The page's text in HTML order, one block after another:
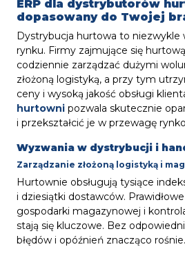
ERP dla dystrybutorów
dopasowany do Twojej
Dystrybucja hurtowa to
rynku. Firmy zajmujące się
codziennie zarządzać dużymi
złożoną logistyką, a przy tym
ceny i wysoką jakość obsługi
hurtowni pozwala skutecznie
i przekształcić je w przewagę
Wyzwania w dystrybucji i
Zarządzanie złożoną logistyką i
Hurtownie obsługują tysiące
i dziesiątki dostawców.
gospodarki magazynowej i
stają się kluczowe. Bez
błędów i opóźnień znacząco rośnie.